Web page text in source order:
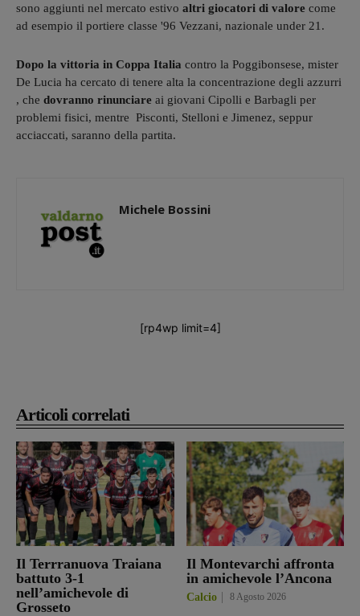
Articoli correlati
Il Terrranuova Traiana
battuto 3-1
nell’amichevole di
Grosseto
Il Montevarchi affronta
in amichevole l’Ancona
Calcio 8 Agosto 2026
sono aggiunti nel mercato estivo altri giocatori di valore come
ad esempio il portiere classe '96 Vezzani, nazionale under 21.
Dopo la vittoria in Coppa Italia contro la Poggibonsese, mister
De Lucia ha cercato di tenere alta la concentrazione degli azzurri
, che dovranno rinunciare ai giovani Cipolli e Barbagli per
problemi fisici, mentre Pisconti, Stelloni e Jimenez, seppur
acciaccati, saranno della partita.
Michele Bossini
[rp4wp limit=4]